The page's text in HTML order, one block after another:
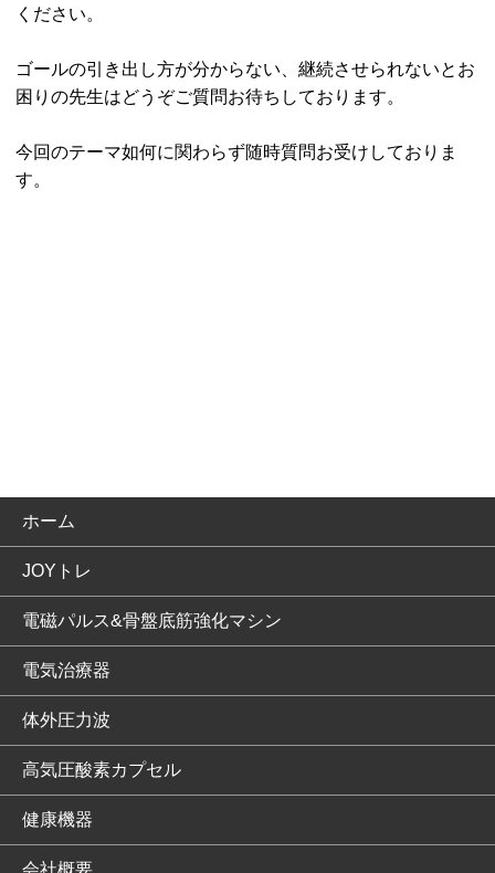
ください。
ゴールの引き出し方が分からない、継続させられないとお
困りの先生はどうぞご質問お待ちしております。
今回のテーマ如何に関わらず随時質問お受けしておりま
す。
ホーム
JOYトレ
電磁パルス&骨盤底筋強化マシン
電気治療器
体外圧力波
高気圧酸素カプセル
健康機器
会社概要